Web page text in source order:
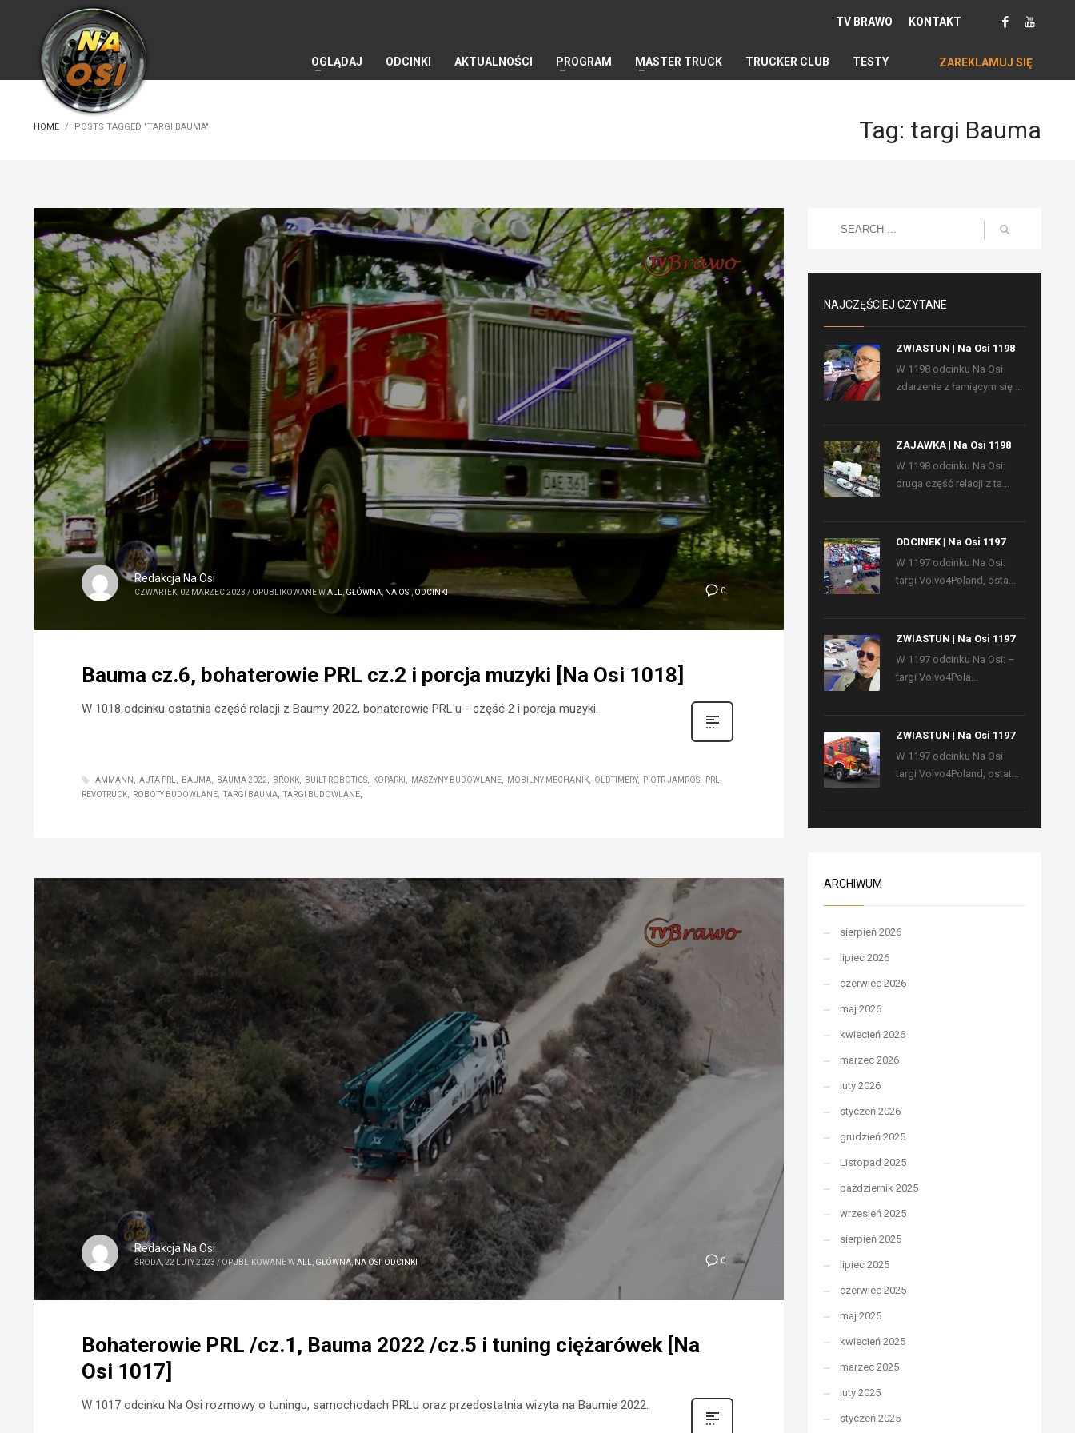
TV BRAWO KONTAKT
OGLĄDAJ ODCINKI AKTUALNOŚCI PROGRAM MASTER TRUCK TRUCKER CLUB TESTY ZAREKLAMUJ SIĘ
HOME POSTS TAGGED "TARGI BAUMA" Tag: targi Bauma
0
Redakcja Na Osi
CZWARTEK, 02 MARZEC 2023 / OPUBLIKOWANE WALL GŁÓWNA NA OSI ,ODCINKI
Bauma cz.6, bohaterowie PRL cz.2 i porcja muzyki [Na Osi 1018]
W 1018 odcinku ostatnia część relacji z Baumy 2022, bohaterowie PRL'u - część 2 i porcja muzyki.
AMMANN AUTA PRL BAUMA BAUMA 2022 BROKK BUILT ROBOTICS KOPARKI MASZYNY BUDOWLANE MOBILNY MECHANIK OLDTIMERY PIOTR JAMROS
PRL
REVOTRUCK
ROBOTY BUDOWLANE TARGI BAUMA TARGI BUDOWLANE
0
Redakcja Na Osi
ŚRODA, 22 LUTY 2023 / OPUBLIKOWANE WALL GŁÓWNA ,NA OSI, ODCINKI
Bohaterowie PRL /cz.1, Bauma 2022 /cz.5 i tuning ciężarówek [Na
Osi 1017]
W 1017 odcinku Na Osi rozmowy o tuningu, samochodach PRLu oraz przedostatnia wizyta na Baumie 2022.
NAJCZĘŚCIEJ CZYTANE
ZWIASTUN | Na Osi 1198
W 1198 odcinku Na Osi
zdarzenie z łamiącym się ...
ZAJAWKA | Na Osi 1198
W 1198 odcinku Na Osi:
druga część relacji z ta...
ODCINEK | Na Osi 1197
W 1197 odcinku Na Osi:
targi Volvo4Poland, osta...
ZWIASTUN | Na Osi 1197
W 1197 odcinku Na Osi: –
targi Volvo4Pola...
ZWIASTUN | Na Osi 1197
W 1197 odcinku Na Osi
targi Volvo4Poland, ostat...
ARCHIWUM
sierpień 2026
lipiec 2026
czerwiec 2026
maj 2026
kwiecień 2026
marzec 2026
luty 2026
styczeń 2026
grudzień 2025
Listopad 2025
październik 2025
wrzesień 2025
sierpień 2025
lipiec 2025
czerwiec 2025
maj 2025
kwiecień 2025
marzec 2025
luty 2025
styczeń 2025